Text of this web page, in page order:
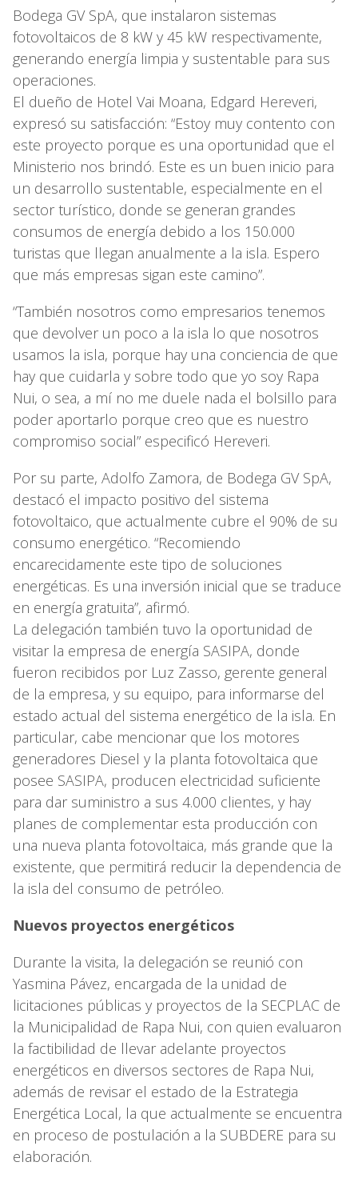
Bodega GV SpA, que instalaron sistemas
fotovoltaicos de 8 kW y 45 kW respectivamente,
generando energía limpia y sustentable para sus
operaciones.
El dueño de Hotel Vai Moana, Edgard Hereveri,
expresó su satisfacción: “Estoy muy contento con
este proyecto porque es una oportunidad que el
Ministerio nos brindó. Este es un buen inicio para
un desarrollo sustentable, especialmente en el
sector turístico, donde se generan grandes
consumos de energía debido a los 150.000
turistas que llegan anualmente a la isla. Espero
que más empresas sigan este camino”.
“También nosotros como empresarios tenemos
que devolver un poco a la isla lo que nosotros
usamos la isla, porque hay una conciencia de que
hay que cuidarla y sobre todo que yo soy Rapa
Nui, o sea, a mí no me duele nada el bolsillo para
poder aportarlo porque creo que es nuestro
compromiso social” especificó Hereveri.
Por su parte, Adolfo Zamora, de Bodega GV SpA,
destacó el impacto positivo del sistema
fotovoltaico, que actualmente cubre el 90% de su
consumo energético. “Recomiendo
encarecidamente este tipo de soluciones
energéticas. Es una inversión inicial que se traduce
en energía gratuita”, afirmó.
La delegación también tuvo la oportunidad de
visitar la empresa de energía SASIPA, donde
fueron recibidos por Luz Zasso, gerente general
de la empresa, y su equipo, para informarse del
estado actual del sistema energético de la isla. En
particular, cabe mencionar que los motores
generadores Diesel y la planta fotovoltaica que
posee SASIPA, producen electricidad suficiente
para dar suministro a sus 4.000 clientes, y hay
planes de complementar esta producción con
una nueva planta fotovoltaica, más grande que la
existente, que permitirá reducir la dependencia de
la isla del consumo de petróleo.
Nuevos proyectos energéticos
Durante la visita, la delegación se reunió con
Yasmina Pávez, encargada de la unidad de
licitaciones públicas y proyectos de la SECPLAC de
la Municipalidad de Rapa Nui, con quien evaluaron
la factibilidad de llevar adelante proyectos
energéticos en diversos sectores de Rapa Nui,
además de revisar el estado de la Estrategia
Energética Local, la que actualmente se encuentra
en proceso de postulación a la SUBDERE para su
elaboración.